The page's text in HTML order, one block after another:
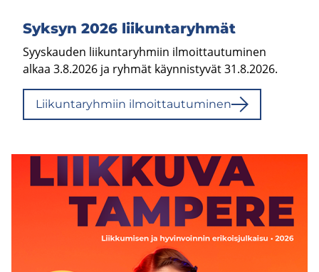
Syk­syn 2026 lii­kun­ta­ryh­mät
Syyskauden liikuntaryhmiin ilmoittautuminen
alkaa 3.8.2026 ja ryhmät käynnistyvät 31.8.2026.
Lii­kun­ta­ryh­miin il­moit­tau­tu­mi­nen